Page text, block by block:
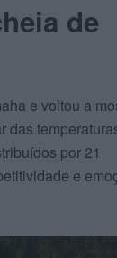
de
e voltou a
das
por 21
e